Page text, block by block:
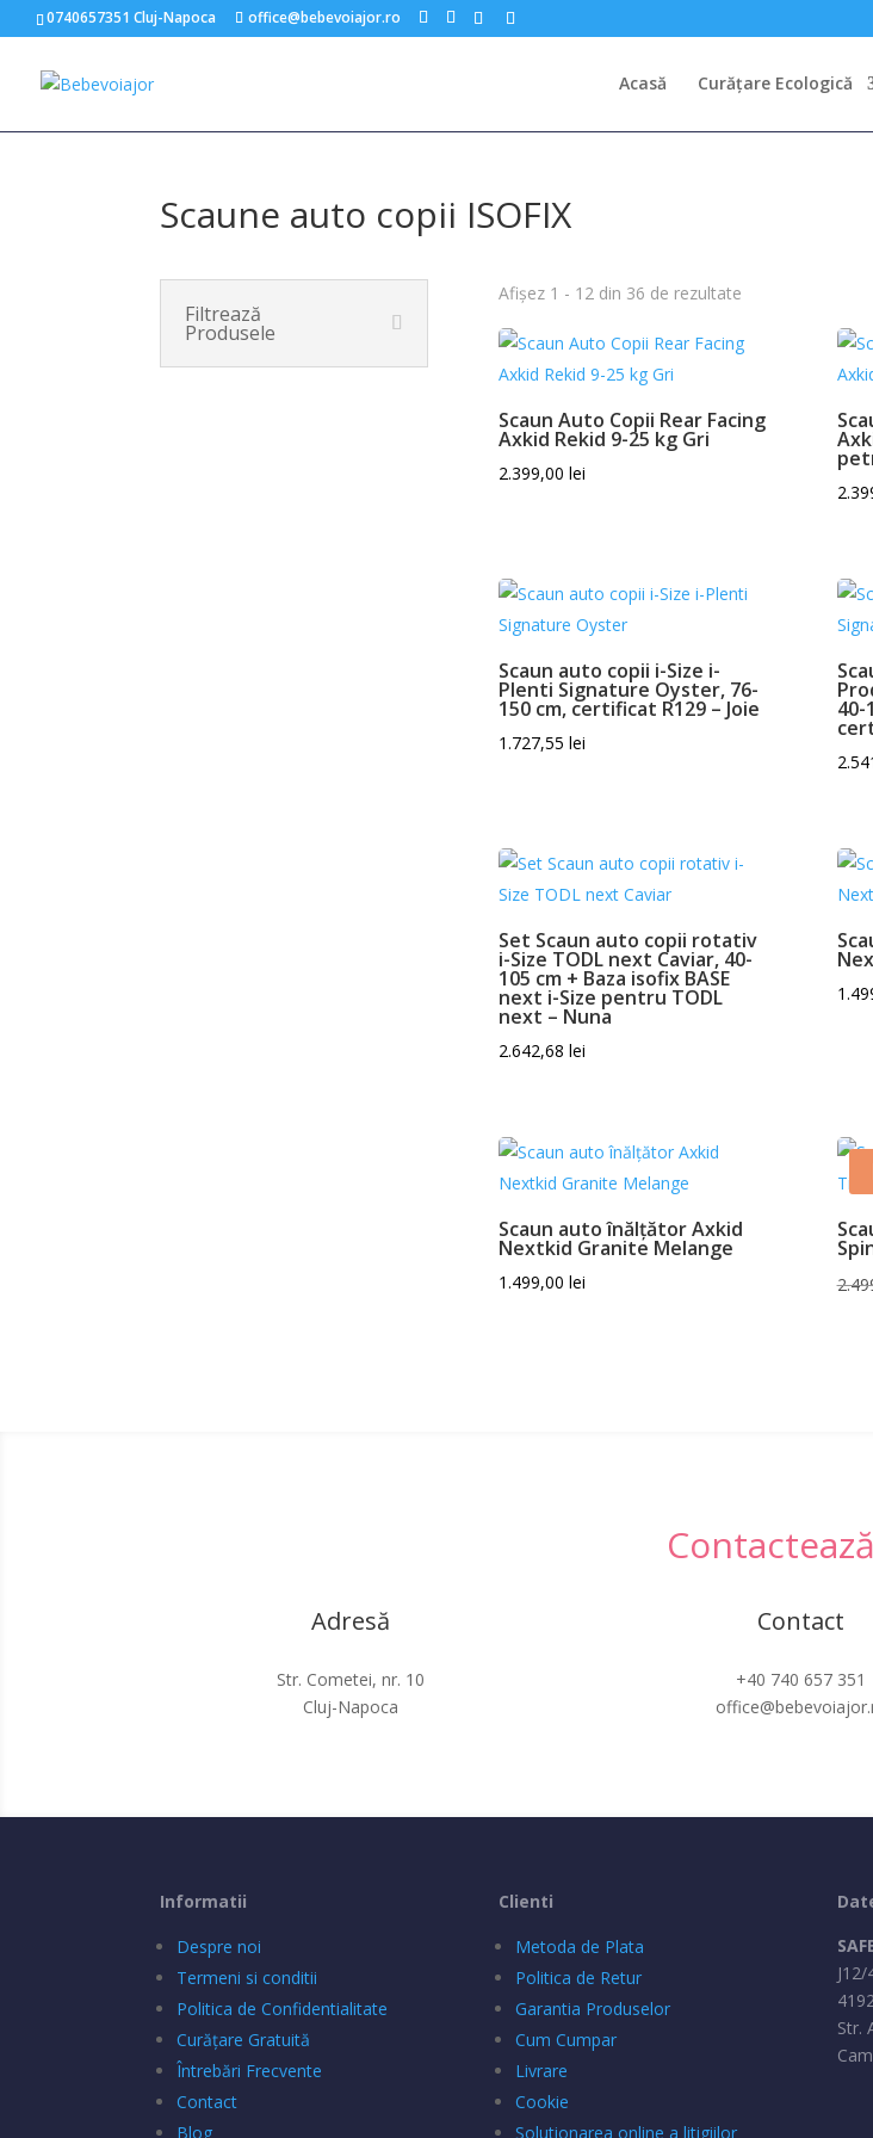
0740657351 Cluj-Napoca office@bebevoiajor.ro
Acasă Curățare Ecologică
Scaune auto copii ISOFIX
Filtrează
Produsele
Afișez 1 - 12 din 36 de rezultate
Scaun Auto Copii Rear Facing
Axkid Rekid 9-25 kg Gri
2.399,00 lei
Scaun auto copii i-Size i-
Plenti Signature Oyster, 76-
150 cm, certificat R129 – Joie
1.727,55 lei
40-
Set Scaun auto copii rotativ
i-Size TODL next Caviar, 40-
105 cm + Baza isofix BASE
next i-Size pentru TODL
next – Nuna
2.642,68 lei
Scaun auto înălțător Axkid
Nextkid Granite Melange
1.499,00 lei
Adresă
Str. Cometei, nr. 10
Cluj-Napoca
Contact
+40 740 657 351
Informatii
Despre noi
Termeni si conditii
Politica de Confidentialitate
Curățare Gratuită
Întrebări Frecvente
Contact
Blog
Clienti
Metoda de Plata
Politica de Retur
Garantia Produselor
Cum Cumpar
Livrare
Cookie
Solutionarea online a litigiilor
Str.